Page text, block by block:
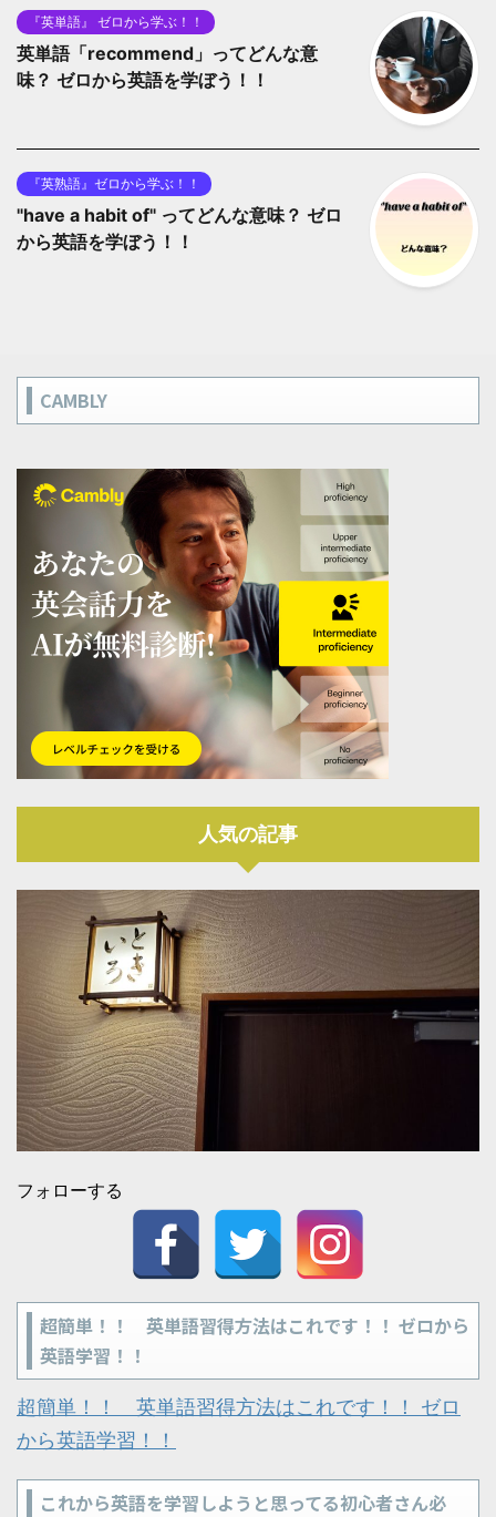
『英単語』 ゼロから学ぶ！！
英単語「recommend」ってどんな意
味？ ゼロから英語を学ぼう！！
『英熟語』ゼロから学ぶ！！
"have a habit of" ってどんな意味？ ゼロ
から英語を学ぼう！！
CAMBLY
人気の記事
フォローする
超簡単！！ 英単語習得方法はこれです！！ ゼロから
英語学習！！
超簡単！！ 英単語習得方法はこれです！！ ゼロ
から英語学習！！
これから英語を学習しようと思ってる初心者さん必